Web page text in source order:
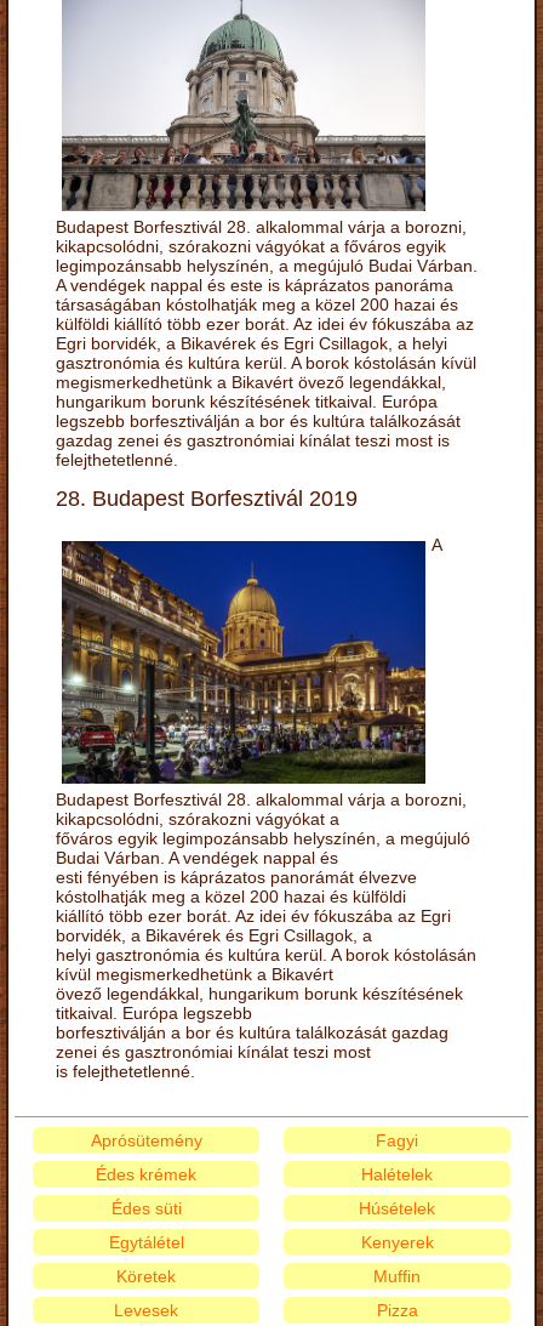
Budapest Borfesztivál 28. alkalommal várja a borozni,
kikapcsolódni, szórakozni vágyókat a főváros egyik
legimpozánsabb helyszínén, a megújuló Budai Várban.
A vendégek nappal és este is káprázatos panoráma
társaságában kóstolhatják meg a közel 200 hazai és
külföldi kiállító több ezer borát. Az idei év fókuszába az
Egri borvidék, a Bikavérek és Egri Csillagok, a helyi
gasztronómia és kultúra kerül. A borok kóstolásán kívül
megismerkedhetünk a Bikavért övező legendákkal,
hungarikum borunk készítésének titkaival. Európa
legszebb borfesztiválján a bor és kultúra találkozását
gazdag zenei és gasztronómiai kínálat teszi most is
felejthetetlenné.
28. Budapest Borfesztivál 2019
A
Budapest Borfesztivál 28. alkalommal várja a borozni,
kikapcsolódni, szórakozni vágyókat a
főváros egyik legimpozánsabb helyszínén, a megújuló
Budai Várban. A vendégek nappal és
esti fényében is káprázatos panorámát élvezve
kóstolhatják meg a közel 200 hazai és külföldi
kiállító több ezer borát. Az idei év fókuszába az Egri
borvidék, a Bikavérek és Egri Csillagok, a
helyi gasztronómia és kultúra kerül. A borok kóstolásán
kívül megismerkedhetünk a Bikavért
övező legendákkal, hungarikum borunk készítésének
titkaival. Európa legszebb
borfesztiválján a bor és kultúra találkozását gazdag
zenei és gasztronómiai kínálat teszi most
is felejthetetlenné.
Aprósütemény
Édes krémek
Édes süti
Egytálétel
Fagyi
Halételek
Húsételek
Kenyerek
Köretek
Levesek
Muffin
Pizza